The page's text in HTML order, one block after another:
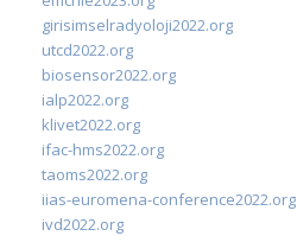
girisimselradyoloji2022.org
utcd2022.org
biosensor2022.org
ialp2022.org
klivet2022.org
ifac-hms2022.org
taoms2022.org
iias-euromena-conference2022.org
ivd2022.org